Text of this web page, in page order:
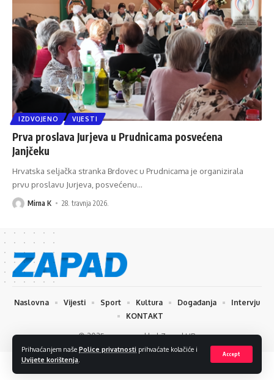
Prihvaćanjem naše Police privatnosti prihvaćate kolačiće i
Uvijete korištenja
Accept
IZDVOJENO VIJESTI
Prva proslava Jurjeva u Prudnicama posvećena
Janjčeku
Hrvatska seljačka stranka Brdovec u Prudnicama je organizirala
prvu proslavu Jurjeva, posvećenu…
Mirna K 28. travnja 2026.
© 2025 www.zapad.hr | Zapad HR
Naslovna Vijesti Sport Kultura Događanja
Intervju
KONTAKT